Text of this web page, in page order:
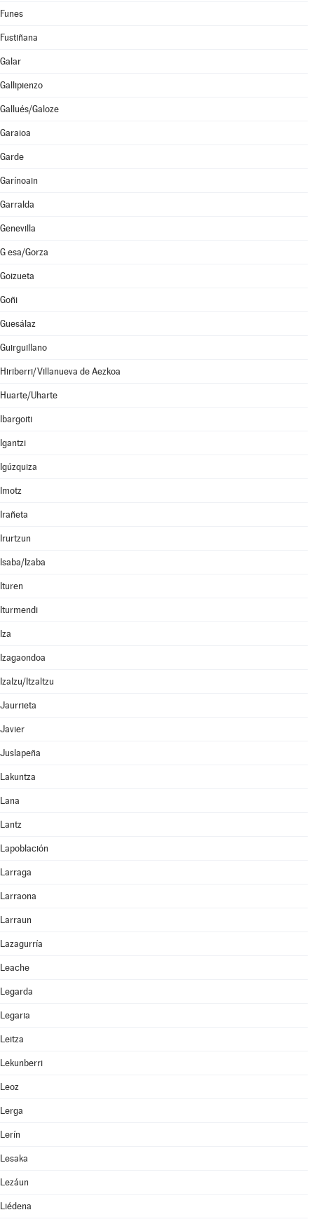
Funes
Fustiñana
Galar
Gallipienzo
Gallués/Galoze
Garaioa
Garde
Garínoain
Garralda
Genevilla
G esa/Gorza
Goizueta
Goñi
Guesálaz
Guirguillano
Hiriberri/Villanueva de Aezkoa
Huarte/Uharte
Ibargoiti
Igantzi
Igúzquiza
Imotz
Irañeta
Irurtzun
Isaba/Izaba
Ituren
Iturmendi
Iza
Izagaondoa
Izalzu/Itzaltzu
Jaurrieta
Javier
Juslapeña
Lakuntza
Lana
Lantz
Lapoblación
Larraga
Larraona
Larraun
Lazagurría
Leache
Legarda
Legaria
Leitza
Lekunberri
Leoz
Lerga
Lerín
Lesaka
Lezáun
Liédena